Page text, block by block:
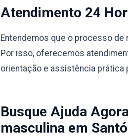
Atendimento 24
Entendemos que o processo
Por isso, oferecemos
orientação e assistência prática
Busque Ajuda
masculina em